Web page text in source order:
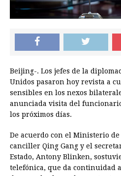
Beijing-. Los jefes de la
Unidos pasaron hoy revista a
sensibles en los nexos
anunciada visita del
los próximos días.
De acuerdo con el Ministerio
canciller Qing Gang y el
Estado, Antony Blinken,
telefónica, que da continuidad